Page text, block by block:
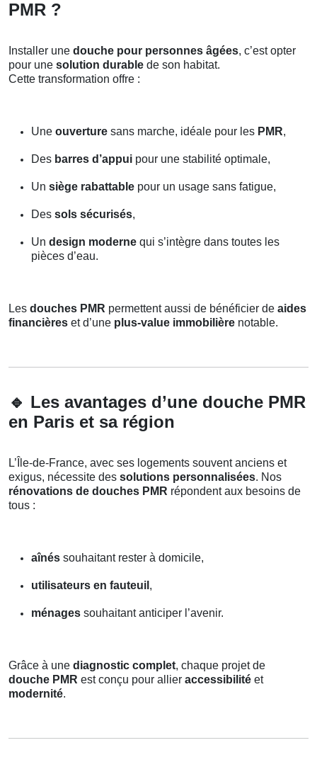
PMR ?
Installer une douche pour personnes âgées, c’est opter
pour une solution durable de son habitat.
Cette transformation offre :
Une ouverture sans marche, idéale pour les PMR,
Des barres d’appui pour une stabilité optimale,
Un siège rabattable pour un usage sans fatigue,
Des sols sécurisés,
Un design moderne qui s’intègre dans toutes les
pièces d’eau.
Les douches PMR permettent aussi de bénéficier de aides
financières et d’une plus-value immobilière notable.
🔹 Les avantages d’une douche PMR
en Paris et sa région
L’Île-de-France, avec ses logements souvent anciens et
exigus, nécessite des solutions personnalisées. Nos
rénovations de douches PMR répondent aux besoins de
tous :
aînés souhaitant rester à domicile,
utilisateurs en fauteuil ,
ménages souhaitant anticiper l’avenir.
Grâce à une diagnostic complet, chaque projet de
douche PMR est conçu pour allier accessibilité et
modernité.